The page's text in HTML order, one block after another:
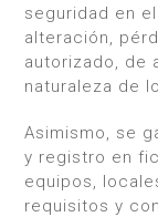
seguridad en
alteración,
autorizado, de
naturaleza de
Asimismo, se
y registro en
equipos,
requisitos y